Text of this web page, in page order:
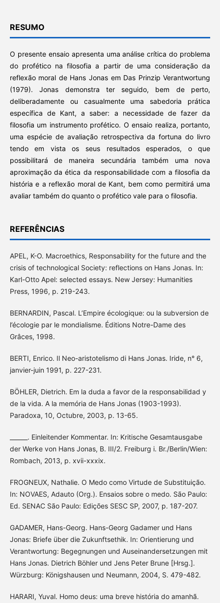
RESUMO
O presente ensaio apresenta uma análise crítica do problema
do profético na filosofia a partir de uma consideração da
reflexão moral de Hans Jonas em Das Prinzip Verantwortung
(1979). Jonas demonstra ter seguido, bem de perto,
deliberadamente ou casualmente uma sabedoria prática
específica de Kant, a saber: a necessidade de fazer da
filosofia um instrumento profético. O ensaio realiza, portanto,
uma espécie de avaliação retrospectiva da fortuna do livro
tendo em vista os seus resultados esperados, o que
possibilitará de maneira secundária também uma nova
aproximação da ética da responsabilidade com a filosofia da
história e a reflexão moral de Kant, bem como permitirá uma
avaliar também do quanto o profético vale para o filosofia.
REFERÊNCIAS
APEL, K-O. Macroethics, Responsability for the future and the
crisis of technological Society: reflections on Hans Jonas. In:
Karl-Otto Apel: selected essays. New Jersey: Humanities
Press, 1996, p. 219-243.
BERNARDIN, Pascal. L’Empire écologique: ou la subversion de
l’écologie par le mondialisme. Éditions Notre-Dame des
Grâces, 1998.
BERTI, Enrico. Il Neo-aristotelismo di Hans Jonas. Iride, n° 6,
janvier-juin 1991, p. 227-231.
BÖHLER, Dietrich. Em la duda a favor de la responsabilidad y
de la vida. A la memória de Hans Jonas (1903-1993).
Paradoxa, 10, Octubre, 2003, p. 13-65.
______. Einleitender Kommentar. In: Kritische Gesamtausgabe
der Werke von Hans Jonas, B. III/2. Freiburg i. Br./Berlin/Wien:
Rombach, 2013, p. xvii-xxxix.
FROGNEUX, Nathalie. O Medo como Virtude de Substituição.
In: NOVAES, Adauto (Org.). Ensaios sobre o medo. São Paulo:
Ed. SENAC São Paulo: Edições SESC SP, 2007, p. 187-207.
GADAMER, Hans-Georg. Hans-Georg Gadamer und Hans
Jonas: Briefe über die Zukunftsethik. In: Orientierung und
Verantwortung: Begegnungen und Auseinandersetzungen mit
Hans Jonas. Dietrich Böhler und Jens Peter Brune [Hrsg.].
Würzburg: Königshausen und Neumann, 2004, S. 479-482.
HARARI, Yuval. Homo deus: uma breve história do amanhã.